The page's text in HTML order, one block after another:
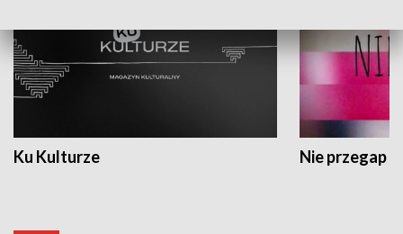
Ku Kulturze Nie przegap